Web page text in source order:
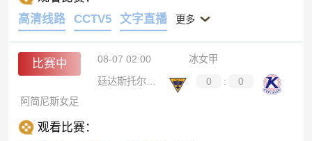
高清线路
CCTV5 文字直播 更多
比赛中 08-07 02:00
冰女甲
廷达斯托尔女足
0 :
0
阿简尼斯女足
观看比赛：